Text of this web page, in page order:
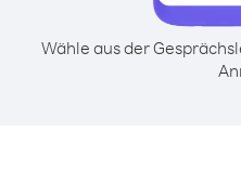
Wähle aus der